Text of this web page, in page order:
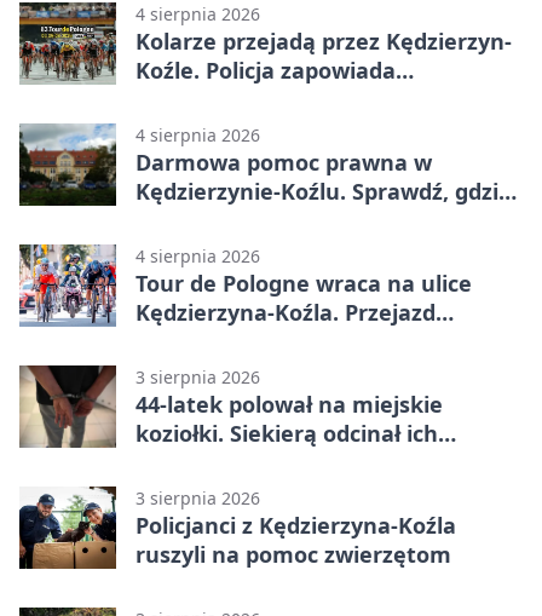
4 sierpnia 2026
Kolarze przejadą przez Kędzierzyn-
Koźle. Policja zapowiada
4 sierpnia 2026
Darmowa pomoc prawna w
Kędzierzynie-Koźlu. Sprawdź, gdzie
4 sierpnia 2026
Tour de Pologne wraca na ulice
Kędzierzyna-Koźla. Przejazd
3 sierpnia 2026
44-latek polował na miejskie
koziołki. Siekierą odcinał ich
3 sierpnia 2026
Policjanci z Kędzierzyna-Koźla
ruszyli na pomoc zwierzętom